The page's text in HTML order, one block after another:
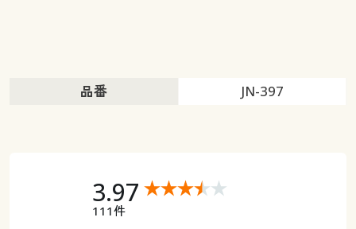
品番 JN-397
3.97
111件